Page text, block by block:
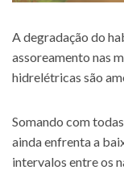
A degradação do
assoreamento nas
hidrelétricas são
Somando com
ainda enfrenta a
intervalos entre os